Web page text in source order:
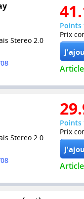
Stereo 2.0
Points
Prix
Stereo 2.0
Points
Prix